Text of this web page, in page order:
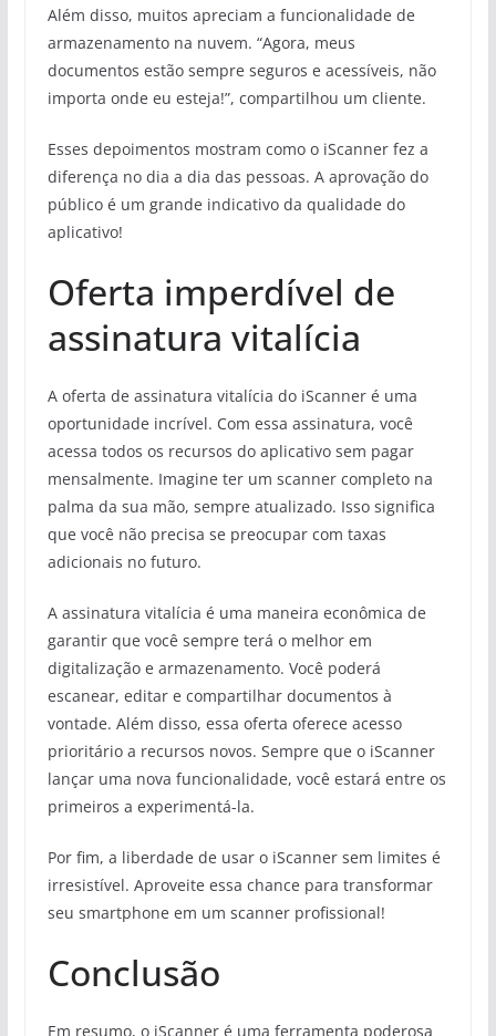
Além disso, muitos apreciam a funcionalidade de
armazenamento na nuvem. “Agora, meus
documentos estão sempre seguros e acessíveis, não
importa onde eu esteja!”, compartilhou um cliente.
Esses depoimentos mostram como o iScanner fez a
diferença no dia a dia das pessoas. A aprovação do
público é um grande indicativo da qualidade do
aplicativo!
Oferta imperdível de
assinatura vitalícia
A oferta de assinatura vitalícia do iScanner é uma
oportunidade incrível. Com essa assinatura, você
acessa todos os recursos do aplicativo sem pagar
mensalmente. Imagine ter um scanner completo na
palma da sua mão, sempre atualizado. Isso significa
que você não precisa se preocupar com taxas
adicionais no futuro.
A assinatura vitalícia é uma maneira econômica de
garantir que você sempre terá o melhor em
digitalização e armazenamento. Você poderá
escanear, editar e compartilhar documentos à
vontade. Além disso, essa oferta oferece acesso
prioritário a recursos novos. Sempre que o iScanner
lançar uma nova funcionalidade, você estará entre os
primeiros a experimentá-la.
Por fim, a liberdade de usar o iScanner sem limites é
irresistível. Aproveite essa chance para transformar
seu smartphone em um scanner profissional!
Conclusão
Em resumo, o iScanner é uma ferramenta poderosa